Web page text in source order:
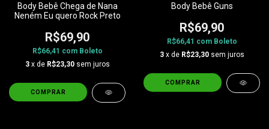
Body Bebê Chega de Nana
Neném Eu quero Rock Preto
R$69,90
R$66,41 com Boleto
3 x de R$23,30 sem juros
COMPRAR
Body Bebê Guns
R$69,90
R$66,41 com Boleto
3 x de R$23,30 sem juros
COMPRAR